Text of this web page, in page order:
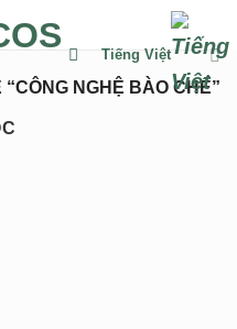
Tiếng Việt
NGHỆ BÀO CHẾ”